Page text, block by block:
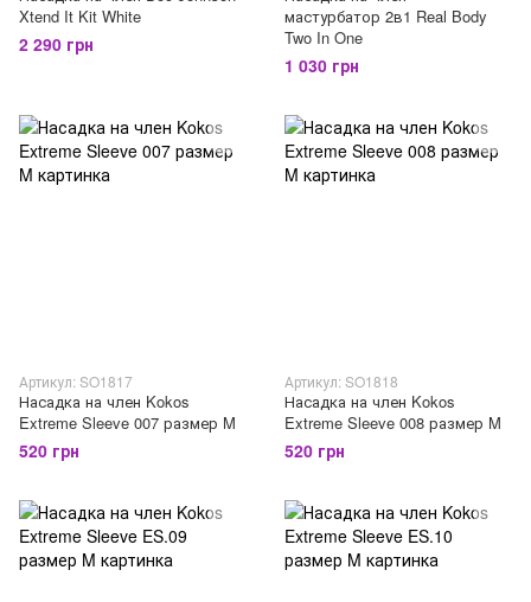
Xtend It Kit White
2 290 грн
мастурбатор 2в1 Real Body
Two In One
1 030 грн
Артикул: SO1817
Насадка на член Kokos
Extreme Sleeve 007 размер M
520 грн
Артикул: SO1818
Насадка на член Kokos
Extreme Sleeve 008 размер M
520 грн